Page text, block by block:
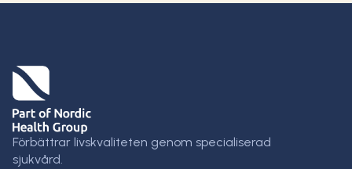
Förbättrar livskvaliteten genom specialiserad
sjukvård.